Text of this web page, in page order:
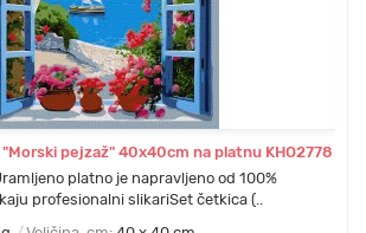
pejzaž" 40x40cm na platnu KHO2778
platno je napravljeno od 100%
profesionalni slikariSet četkica (..